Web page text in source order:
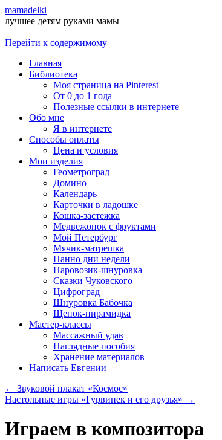
mamadelki
лучшее детям руками мамы
Перейти к содержимому
Главная
Библиотека
Моя страница на Pinterest
От 0 до 1 года
Полезные ссылки в интернете
Обо мне
Я в интернете
Способы оплаты
Цена и условия
Мои изделия
Геометроград
Домино
Календарь
Карточки в ладошке
Кошка-застежка
Медвежонок с фруктами
Мой Петербург
Мячик-матрешка
Панно дни недели
Паровозик-шнуровка
Сказки Чуковского
Цифроград
Шнуровка Бабочка
Щенок-пирамидка
Мастер-классы
Массажный удав
Наглядные пособия
Хранение материалов
Написать Евгении
← Звуковой плакат «Космос»
Настольные игры «Гурвинек и его друзья» →
Играем в композитора